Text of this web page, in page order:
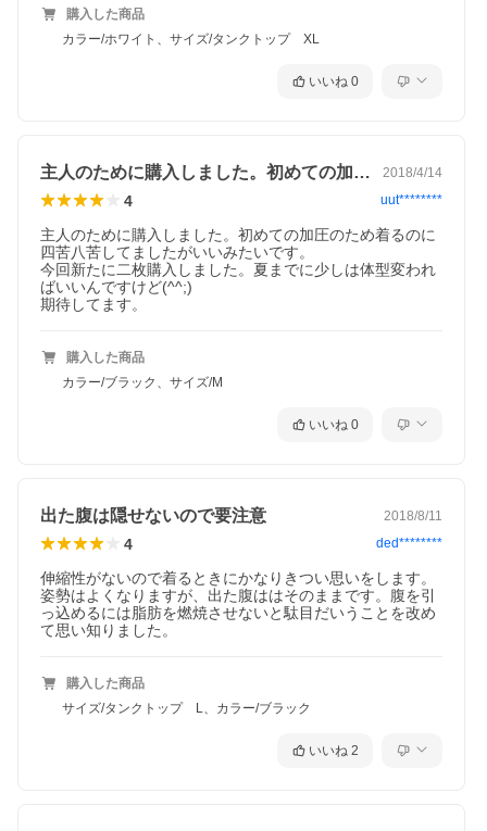
購入した商品
カラー/ホワイト、サイズ/タンクトップ XL
いいね 0
主人のために購入しました。初めての加圧… 2018/4/14
4 uut********
主人のために購入しました。初めての加圧のため着るのに
四苦八苦してましたがいいみたいです。
今回新たに二枚購入しました。夏までに少しは体型変われ
ばいいんですけど(^^;)
期待してます。
購入した商品
カラー/ブラック、サイズ/M
いいね 0
出た腹は隠せないので要注意 2018/8/11
4 ded********
伸縮性がないので着るときにかなりきつい思いをします。
姿勢はよくなりますが、出た腹ははそのままです。腹を引
っ込めるには脂肪を燃焼させないと駄目だいうことを改め
て思い知りました。
購入した商品
サイズ/タンクトップ L、カラー/ブラック
いいね 2